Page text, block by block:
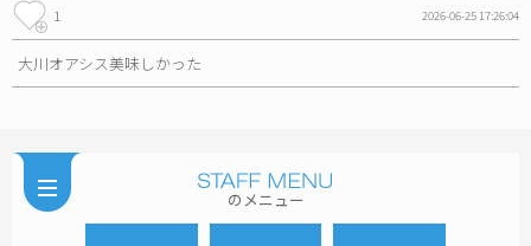
1 2026-06-25 17:26:04
大川オアシス美味しかった
のメニュー